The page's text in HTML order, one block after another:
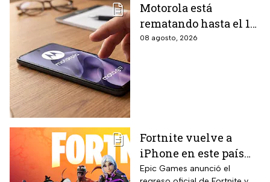
Motorola está
rematando hasta el 19
de agosto el celular
08 agosto, 2026
Fortnite vuelve a
iPhone en este país
latinoamericano tras
Epic Games anunció el